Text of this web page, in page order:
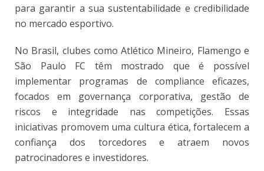
para garantir a sua sustentabilidade e credibilidade
no mercado esportivo.
No Brasil, clubes como Atlético Mineiro, Flamengo e
São Paulo FC têm mostrado que é possível
implementar programas de compliance eficazes,
focados em governança corporativa, gestão de
riscos e integridade nas competições. Essas
iniciativas promovem uma cultura ética, fortalecem a
confiança dos torcedores e atraem novos
patrocinadores e investidores.